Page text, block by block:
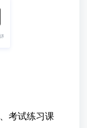
考试练习课